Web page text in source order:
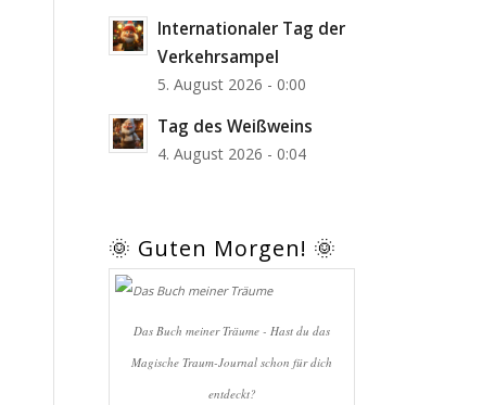
Internationaler Tag der
Verkehrsampel
5. August 2026 - 0:00
Tag des Weißweins
4. August 2026 - 0:04
🌞 Guten Morgen! 🌞
Das Buch meiner Träume - Hast du das
Magische Traum-Journal schon für dich
entdeckt?